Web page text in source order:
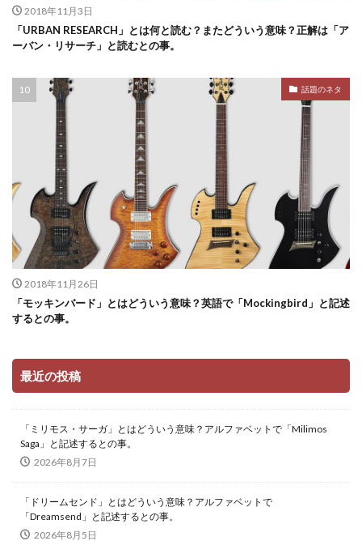
2018年11月3日
「URBAN RESEARCH」とは何と読む？またどういう意味？正解は「ア
ーバン・リサーチ」と読むとの事。
話題のネタ
2018年11月26日
「モッキンバード」とはどういう意味？英語で「Mockingbird」と記述
するとの事。
最近の投稿
「ミリモス・サーガ」とはどういう意味？アルファベットで「Milimos
Saga」と記述するとの事。
2026年8月7日
「ドリームセンド」とはどういう意味？アルファベットで
「Dreamsend」と記述するとの事。
2026年8月5日